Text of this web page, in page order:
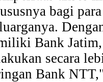
bagi
Bank Jatim,
secara
Bank